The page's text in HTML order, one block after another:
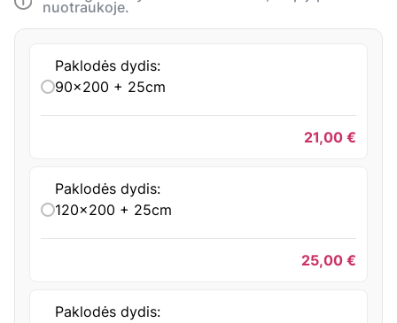
nuotraukoje.
Paklodės dydis:
90x200 + 25cm
21,00 €
Paklodės dydis:
120x200 + 25cm
25,00 €
Paklodės dydis: